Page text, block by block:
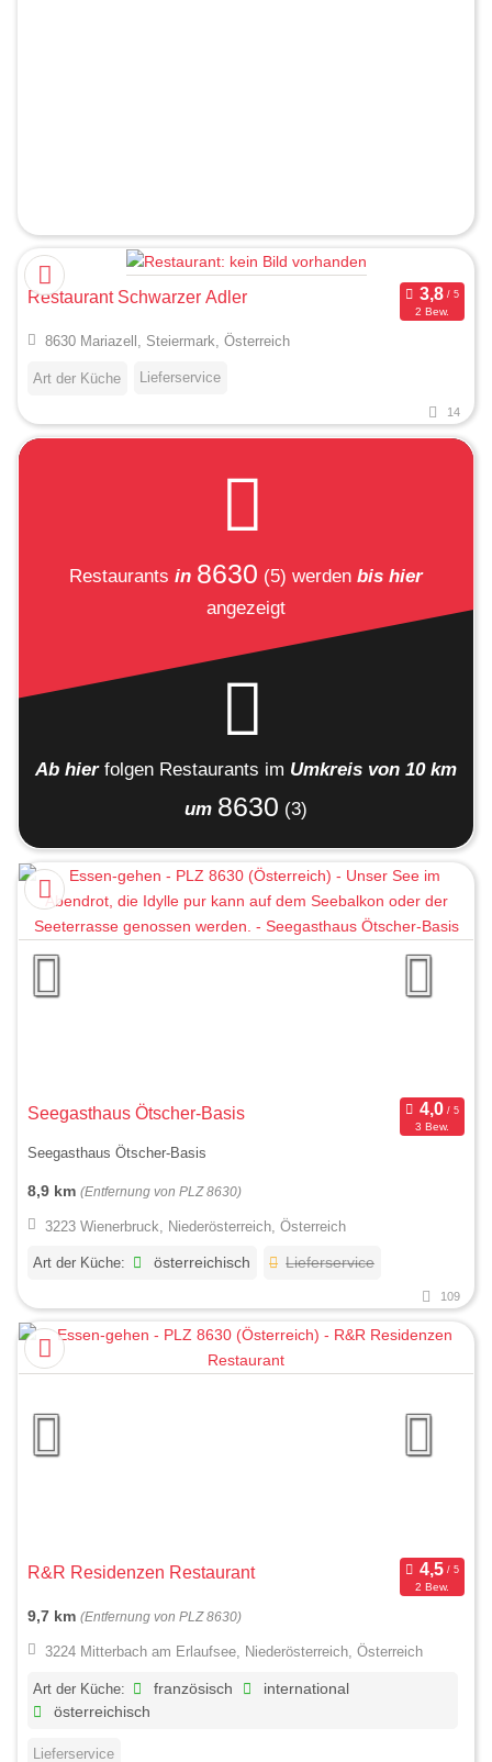
Restaurant Schwarzer Adler
2 Bew.
8630 Mariazell, Steiermark, Österreich
Art der Küche Lieferservice
14
Restaurants in 8630 (5) werden bis hier
angezeigt
Ab hier folgen Restaurants im Umkreis von 10 km
um 8630 (3)
Seegasthaus Ötscher-Basis
3 Bew.
Seegasthaus Ötscher-Basis
8,9 km (Entfernung von PLZ 8630)
3223 Wienerbruck, Niederösterreich, Österreich
Art der Küche: österreichisch Lieferservice
109
R&R Residenzen Restaurant
2 Bew.
9,7 km (Entfernung von PLZ 8630)
3224 Mitterbach am Erlaufsee, Niederösterreich, Österreich
Art der Küche: französisch
international
österreichisch
Lieferservice